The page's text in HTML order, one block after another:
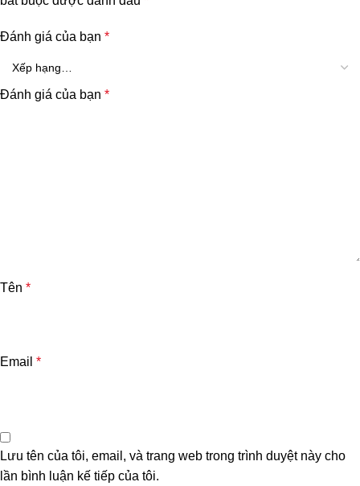
Đánh giá của bạn *
Đánh giá của bạn *
Tên *
Email *
Lưu tên của tôi, email, và trang web trong trình duyệt này cho
lần bình luận kế tiếp của tôi.